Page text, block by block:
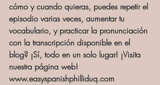
cómo y cuando quieras, puedes repetir el
episodio varias veces, aumentar tu
vocabulario, y practicar la pronunciación
con la transcripción disponible en el
blog? ¡Sí, todo en un solo lugar! ¡Visita
nuestra página web!
www.easyspanishphilliduq.com